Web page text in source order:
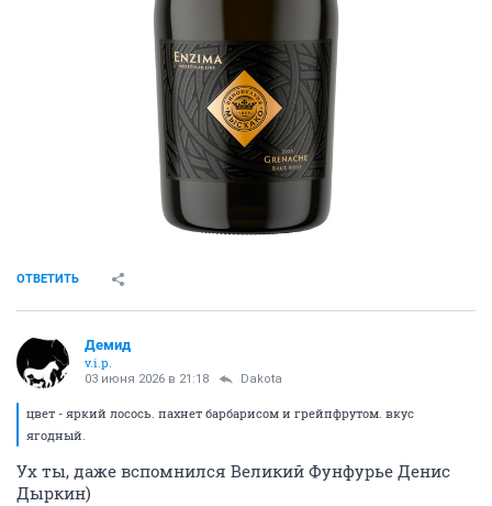
ОТВЕТИТЬ
Демид
v.i.p.
03 июня 2026 в 21:18 Dаkota
цвет - яркий лосось. пахнет барбарисом и грейпфрутом. вкус
ягодный.
Ух ты, даже вспомнился Великий Фунфурье Денис
Дыркин)